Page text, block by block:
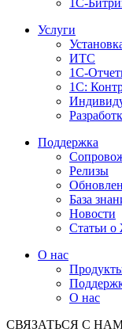
1С-
Услуги
ИТС
1С-
1С:
Поддержка
Релизы
База
Новости
Статьи
О нас
О нас
СВЯЗАТЬСЯ С